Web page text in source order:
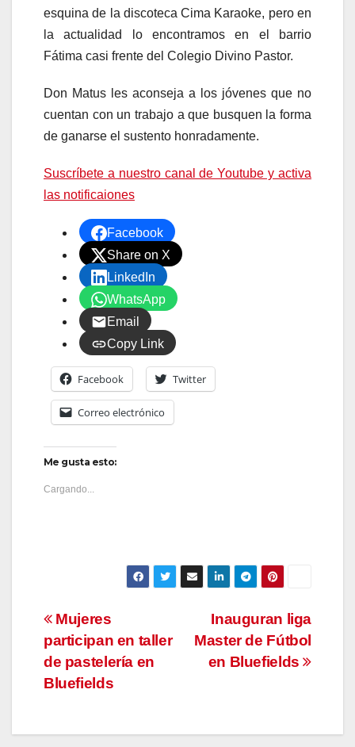
esquina de la discoteca Cima Karaoke, pero en
la actualidad lo encontramos en el barrio
Fátima casi frente del Colegio Divino Pastor.
Don Matus les aconseja a los jóvenes que no
cuentan con un trabajo a que busquen la forma
de ganarse el sustento honradamente.
Suscríbete a nuestro canal de Youtube y activa
las notificaiones
Facebook
Share on X
LinkedIn
WhatsApp
Email
Copy Link
Facebook Twitter
Correo electrónico
Me gusta esto:
Cargando...
Navegación
de
entradas
Inauguran liga
Master de Fútbol
en Bluefields
Mujeres
participan en taller
de pastelería en
Bluefields